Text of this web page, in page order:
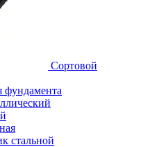
Сортовой
фундамента
стальной